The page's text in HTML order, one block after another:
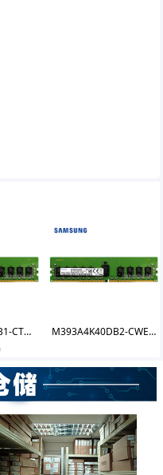
M471A4G43MB1-CTDDY M393A4K40DB2-CWECO